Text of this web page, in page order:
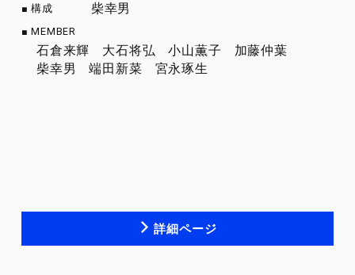
構成 柴幸男
MEMBER
石倉来輝 大石将弘 小山薫子
加藤仲葉
柴幸男
端田新菜 宮永琢生
詳細ページ